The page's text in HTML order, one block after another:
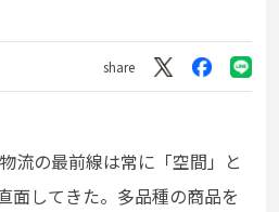
share
流の最前線は常に「空間」と
面してきた。多品種の商品を